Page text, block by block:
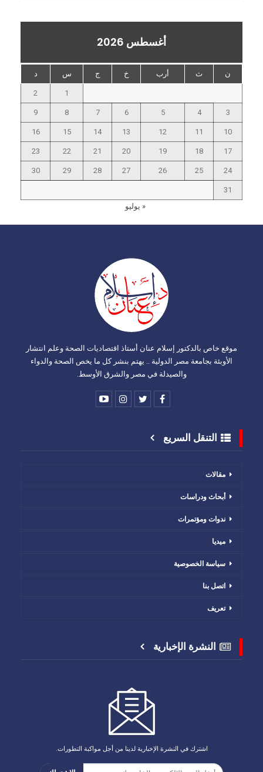
أغسطس 2026
ن ث أرب خ ج س د
1
2
3
4
5
6
7
8
9
10
11
12
13
14
15
16
17
18
19
20
21
22
23
24
25
26
27
28
29
30
31
« يوليو
موقع خاص بالدكتور إسلام عنان أستاذ اقتصاديات الصحة وعلم انتشار
الأوبئة بجامعة مصر الدولية .. يهتم بنشر كل ما يخص الصحة والدواء
والصيدلة في مصر والشرق الأوسط.
التنقل السريع
مقالات
أبحاث ودراسات
ندوات ومؤتمرات
ميديا
سياسة الخصوصية
اتصل بنا
تعريف
النشرة الإخبارية
اشترك في النشرة الإخبارية لدينا من أجل مواكبة التطورات.